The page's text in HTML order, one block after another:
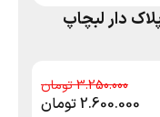
دار لبچاپ
3.250.000
2.600.000تومان